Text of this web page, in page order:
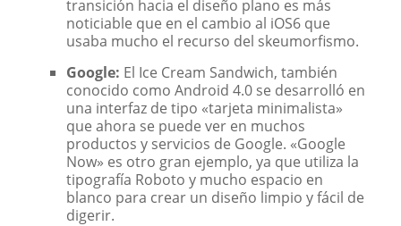
transición hacia el diseño plano es más
noticiable que en el cambio al iOS6 que
usaba mucho el recurso del skeumorfismo.
Google: El Ice Cream Sandwich, también
conocido como Android 4.0 se desarrolló en
una interfaz de tipo «tarjeta minimalista»
que ahora se puede ver en muchos
productos y servicios de Google. «Google
Now» es otro gran ejemplo, ya que utiliza la
tipografía Roboto y mucho espacio en
blanco para crear un diseño limpio y fácil de
digerir.